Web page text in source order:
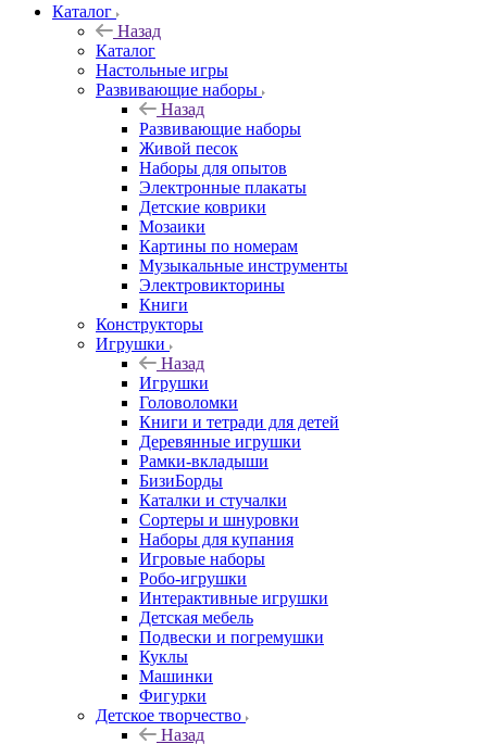
Каталог
Назад
Каталог
Настольные игры
Развивающие наборы
Назад
Развивающие наборы
Живой песок
Наборы для опытов
Электронные плакаты
Детские коврики
Мозаики
Картины по номерам
Музыкальные инструменты
Электровикторины
Книги
Конструкторы
Игрушки
Назад
Игрушки
Головоломки
Книги и тетради для детей
Деревянные игрушки
Рамки-вкладыши
БизиБорды
Каталки и стучалки
Сортеры и шнуровки
Наборы для купания
Игровые наборы
Робо-игрушки
Интерактивные игрушки
Детская мебель
Подвески и погремушки
Куклы
Машинки
Фигурки
Детское творчество
Назад